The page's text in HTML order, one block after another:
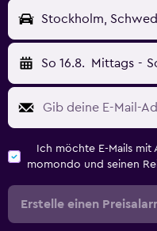
Stockholm,
So 16.8. Mittags -
Ich möchte E-Mails
momondo und seinen
Erstelle einen